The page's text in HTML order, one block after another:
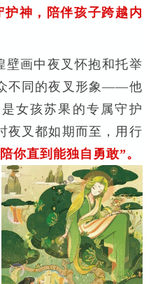
护神，陪伴孩子跨越内
壁画中夜叉怀抱和托举
不同的夜叉形象——他
女孩苏果的专属守护
夜叉都如期而至，用行
你直到能独自勇敢”。